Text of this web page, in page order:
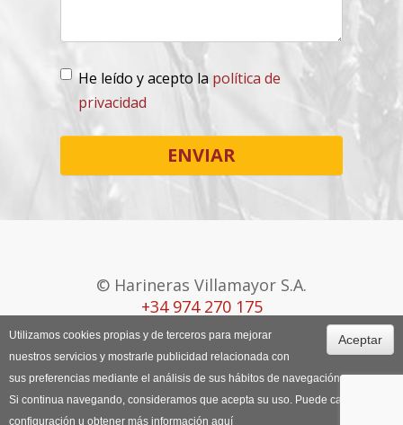
He leído y acepto la política de
privacidad
Lopd*
ENVIAR
© Harineras Villamayor S.A.
+34 974 270 175
Canal Ético
Aviso Legal
Política de
Cookies
Aceptar
Utilizamos cookies propias y de terceros para mejorar
nuestros servicios y mostrarle publicidad relacionada con
sus preferencias mediante el análisis de sus hábitos de navegación.
Si continua navegando, consideramos que acepta su uso. Puede cambiar la
configuración u obtener más información aquí